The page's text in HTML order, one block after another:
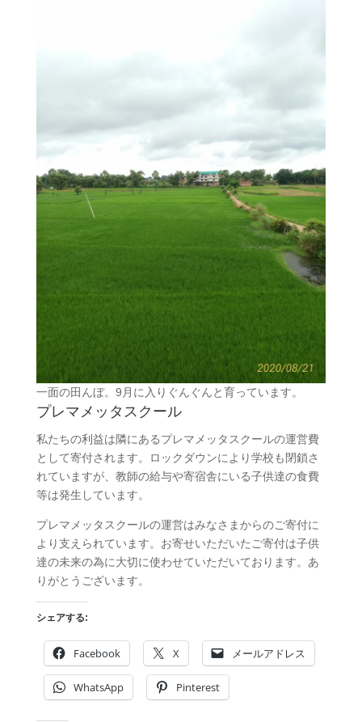
一面の田んぼ。9月に入りぐんぐんと育っています。
プレマメッタスクール
私たちの利益は隣にあるプレマメッタスクールの運営費
として寄付されます。ロックダウンにより学校も閉鎖さ
れていますが、教師の給与や寄宿舎にいる子供達の食費
等は発生しています。
プレマメッタスクールの運営はみなさまからのご寄付に
より支えられています。お寄せいただいたご寄付は子供
達の未来の為に大切に使わせていただいております。あ
りがとうございます。
シェアする:
Facebook X メールアドレス
WhatsApp Pinterest